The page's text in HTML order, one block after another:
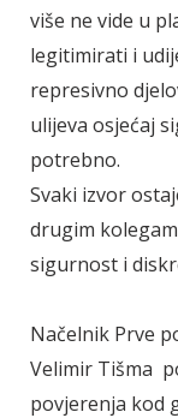
više ne vide u
legitimirati i
represivno
ulijeva osjećaj
potrebno.
Svaki izvor
drugim
sigurnost i
Načelnik Prve
Velimir Tišma
povjerenja kod